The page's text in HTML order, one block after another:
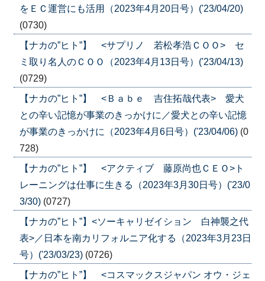
をＥＣ運営にも活用（2023年4月20日号）('23/04/20)
(0730)
【ナカの”ヒト”】 <サプリノ 若松孝浩ＣＯＯ> セ
ミ取り名人のＣＯＯ（2023年4月13日号）('23/04/13)
(0729)
【ナカの”ヒト”】 <Ｂａｂｅ 吉住拓哉代表> 愛犬
との辛い記憶が事業のきっかけに／愛犬との辛い記憶
が事業のきっかけに（2023年4月6日号）('23/04/06) (0
728)
【ナカの”ヒト”】 <アクティブ 藤原尚也ＣＥＯ>ト
レーニングは仕事に生きる（2023年3月30日号）('23/0
3/30) (0727)
【ナカの”ヒト”】<ソーキャリゼイション 白神襲之代
表>／日本を南カリフォルニア化する（2023年3月23日
号）('23/03/23) (0726)
【ナカの”ヒト”】 <コスマックスジャパン オウ・ジェ